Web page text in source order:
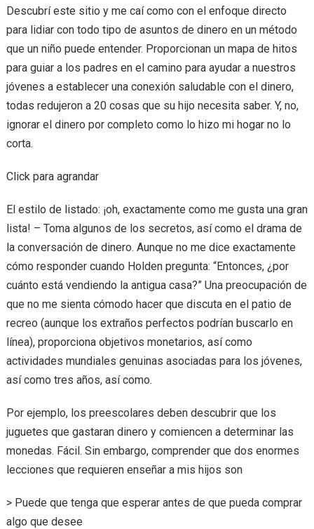
Descubrí este sitio y me caí como con el enfoque directo
para lidiar con todo tipo de asuntos de dinero en un método
que un niño puede entender. Proporcionan un mapa de hitos
para guiar a los padres en el camino para ayudar a nuestros
jóvenes a establecer una conexión saludable con el dinero,
todas redujeron a 20 cosas que su hijo necesita saber. Y, no,
ignorar el dinero por completo como lo hizo mi hogar no lo
corta.
Click para agrandar
El estilo de listado: ¡oh, exactamente como me gusta una gran
lista! – Toma algunos de los secretos, así como el drama de
la conversación de dinero. Aunque no me dice exactamente
cómo responder cuando Holden pregunta: “Entonces, ¿por
cuánto está vendiendo la antigua casa?” Una preocupación de
que no me sienta cómodo hacer que discuta en el patio de
recreo (aunque los extraños perfectos podrían buscarlo en
línea), proporciona objetivos monetarios, así como
actividades mundiales genuinas asociadas para los jóvenes,
así como tres años, así como.
Por ejemplo, los preescolares deben descubrir que los
juguetes que gastaran dinero y comiencen a determinar las
monedas. Fácil. Sin embargo, comprender que dos enormes
lecciones que requieren enseñar a mis hijos son
> Puede que tenga que esperar antes de que pueda comprar
algo que desee